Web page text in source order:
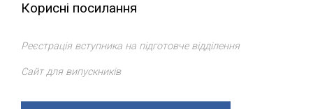
Корисні посилання
Реєстрація вступника на підготовче відділення
Сайт для випускників